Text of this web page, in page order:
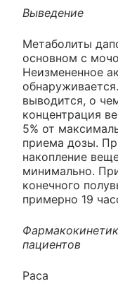
Выведение
Метаболиты
основном с
Неизмененное
выводится, о
концентрация
5% от
приема дозы.
накопление
минимально.
конечного
примерно 19
пациентов
Раса